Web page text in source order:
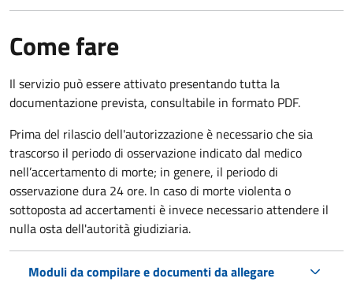
Come fare
Il servizio può essere attivato presentando tutta la
documentazione prevista, consultabile in formato PDF.
Prima del rilascio dell'autorizzazione è necessario che sia
trascorso il periodo di osservazione indicato dal medico
nell’accertamento di morte; in genere, il periodo di
osservazione dura 24 ore. In caso di morte violenta o
sottoposta ad accertamenti è invece necessario attendere il
nulla osta dell'autorità giudiziaria.
Moduli da compilare e documenti da allegare